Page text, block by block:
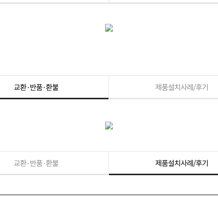
교환·반품·환불 제품설치사례/후기
교환·반품·환불 제품설치사례/후기